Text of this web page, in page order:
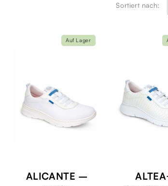
Sortiert nach:
ALICANTE –
Auf Lager